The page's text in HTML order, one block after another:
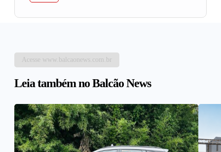
Acesse www.balcaonews.com.br
Leia também no Balcão News